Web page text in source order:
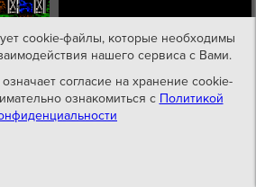
cookie-файлы, которые необходимы
нашего сервиса с Вами.
согласие на хранение cookie-
ознакомиться с Политикой